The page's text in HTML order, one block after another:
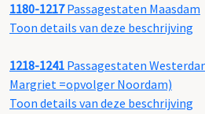
1180-1217Passagestaten Maasdam
Toon details van deze beschrijving
1218-1241 Passagestaten
Margriet =opvolger Noordam)
Toon details van deze beschrijving